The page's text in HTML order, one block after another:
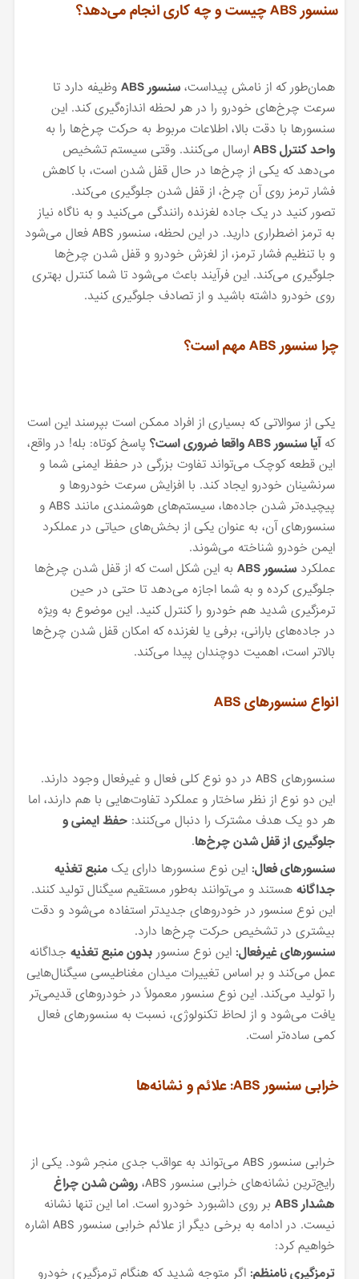
سنسور ABS چیست و چه کاری انجام می‌دهد؟
همان‌طور که از نامش پیداست،سنسور ABS
وظیفه دارد تا
سرعت چرخ‌های خودرو را در هر لحظه اندازه‌گیری کند. این
سنسورها با دقت بالا، اطلاعات مربوط به حرکت چرخ‌ها را به
واحد کنترل ABS
ارسال می‌کنند. وقتی سیستم تشخیص
می‌دهد که یکی از چرخ‌ها در حال قفل شدن است، با کاهش
فشار ترمز روی آن چرخ، از قفل شدن جلوگیری می‌کند.
تصور کنید در یک جاده لغزنده رانندگی می‌کنید و به ناگاه نیاز
به ترمز اضطراری دارید. در این لحظه، سنسور ABS فعال می‌شود
و با تنظیم فشار ترمز، از لغزش خودرو و قفل شدن چرخ‌ها
جلوگیری می‌کند. این فرآیند باعث می‌شود تا شما کنترل بهتری
روی خودرو داشته باشید و از تصادف جلوگیری کنید.
چرا سنسور ABS مهم است؟
یکی از سوالاتی که بسیاری از افراد ممکن است بپرسند این است
کهآیا سنسور ABS واقعا ضروری است؟
پاسخ کوتاه: بله! در واقع،
این قطعه کوچک می‌تواند تفاوت بزرگی در حفظ ایمنی شما و
سرنشینان خودرو ایجاد کند. با افزایش سرعت خودروها و
پیچیده‌تر شدن جاده‌ها، سیستم‌های هوشمندی مانند ABS و
سنسورهای آن، به عنوان یکی از بخش‌های حیاتی در عملکرد
ایمن خودرو شناخته می‌شوند.
عملکردسنسور ABS
به این شکل است که از قفل شدن چرخ‌ها
جلوگیری کرده و به شما اجازه می‌دهد تا حتی در حین
ترمزگیری شدید هم خودرو را کنترل کنید. این موضوع به ویژه
در جاده‌های بارانی، برفی یا لغزنده که امکان قفل شدن چرخ‌ها
بالاتر است، اهمیت دوچندان پیدا می‌کند.
انواع سنسورهای ABS
سنسورهای ABS در دو نوع کلی فعال و غیرفعال وجود دارند.
این دو نوع از نظر ساختار و عملکرد تفاوت‌هایی با هم دارند، اما
هر دو یک هدف مشترک را دنبال می‌کنند:حفظ ایمنی و
جلوگیری از قفل شدن چرخ‌ها.
سنسورهای فعال: این نوع سنسورها دارای یکمنبع تغذیه
جداگانه هستند و می‌توانند به‌طور مستقیم سیگنال تولید کنند.
این نوع سنسور در خودروهای جدیدتر استفاده می‌شود و دقت
بیشتری در تشخیص حرکت چرخ‌ها دارد.
سنسورهای غیرفعال: این نوع سنسوربدون منبع تغذیه جداگانه
عمل می‌کند و بر اساس تغییرات میدان مغناطیسی سیگنال‌هایی
را تولید می‌کند. این نوع سنسور معمولاً در خودروهای قدیمی‌تر
یافت می‌شود و از لحاظ تکنولوژی، نسبت به سنسورهای فعال
کمی ساده‌تر است.
خرابی سنسور ABS: علائم و نشانه‌ها
خرابی سنسور ABS می‌تواند به عواقب جدی منجر شود. یکی از
رایج‌ترین نشانه‌های خرابی سنسور ABS،
روشن شدن چراغ
هشدار ABS
بر روی داشبورد خودرو است. اما این تنها نشانه
نیست. در ادامه به برخی دیگر از علائم خرابی سنسور ABS اشاره
خواهیم کرد:
ترمزگیری نامنظم: اگر متوجه شدید که هنگام ترمزگیری خودرو